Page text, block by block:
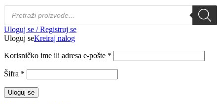
Products
search
Uloguj se / Registruj se
Uloguj seKreiraj nalog
Korisničko ime ili adresa e-pošte *
Šifra *
Uloguj se